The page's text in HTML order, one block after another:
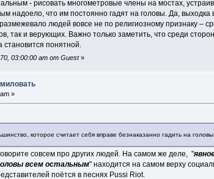
- рисовать многометровые члены на мостах,
надоело, что им постоянно гадят на головы. Да, выходка
людей вовсе не по религиозному признаку –
так и верующих. Важно только заметить, что среди
понятной.
03:00:00 am от Guest»
»
которое считает себя вправе безнаказанно гадить на
совсем про других людей. На самом же деле, "
всем остальным" находится на самом верху
поётся в песнях Pussi Riot.